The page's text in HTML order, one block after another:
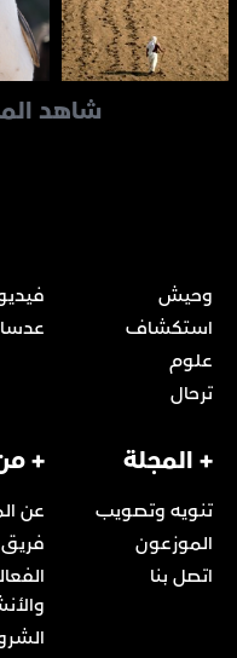
شاهد
وحيش
استكشاف
علوم
ترحال
+ المجلة
تنويه وتصويب
الموزعون
اتصل بنا
+
عن